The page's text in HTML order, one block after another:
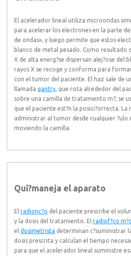
El acelerador lineal utiliza microondas
para acelerar los electrones en la parte
de ondas», y luego permite que estos
blanco de metal pesado. Como resultado
X de alta energ?se dispersan alej?ose del
rayos X se recoge y conforma para
con el tumor del paciente. El haz sale de
llamada gantry, que rota alrededor del
sobre una camilla de tratamiento m?; se
que el paciente est?n la posici?orrecta. La
administrar al tumor desde cualquier
moviendo la camilla.
Qui?maneja el aparato
El radionc?o del paciente prescribe el
y la dosis del tratamiento. El radiof?co
el dosimetrista determinan c?suministrar
dosis prescrita y calculan el tiempo
para que el acelerador lineal suministre